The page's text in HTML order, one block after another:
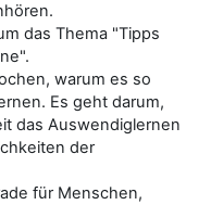
en.
das Thema "Tipps
warum es so
Es geht darum,
das Auswendiglernen
der
für Menschen,